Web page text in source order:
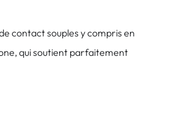
contact souples y compris en
qui soutient parfaitement